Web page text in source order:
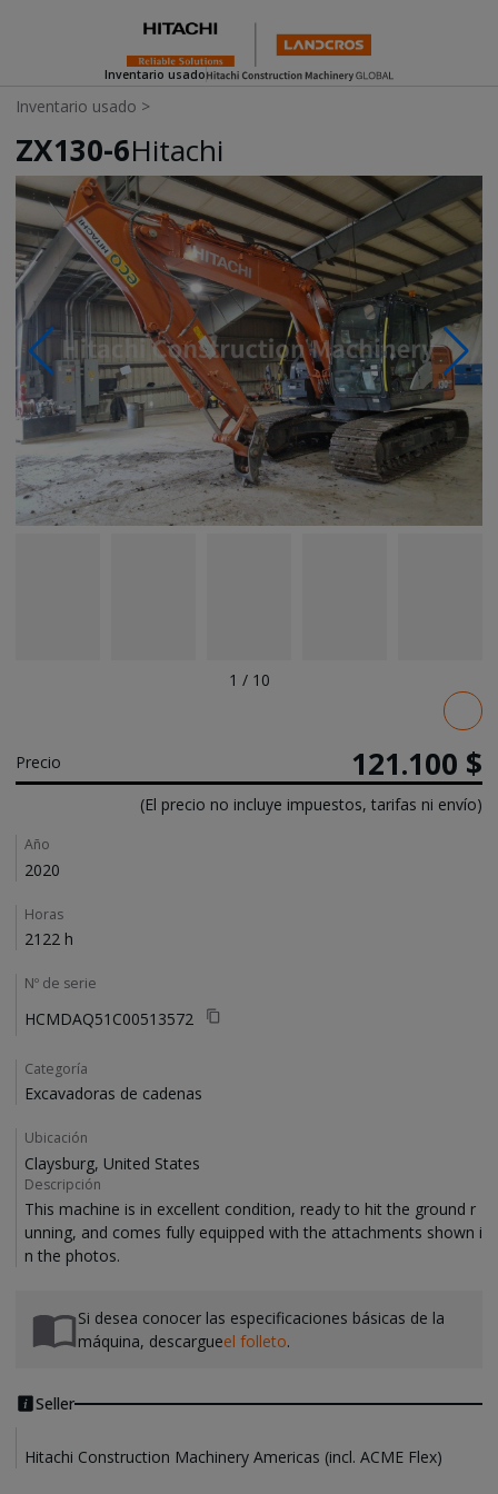
Inventario usado
Inventario usado >
ZX130-6Hitachi
Photos & Videos
1 / 10
Precio 121.100 $
(El precio no incluye impuestos, tarifas ni envío)
Details
Año
2020
Horas
2122 h
Nº de serie
HCMDAQ51C00513572
Categoría
Excavadoras de cadenas
Ubicación
Claysburg, United States
Descripción
This machine is in excellent condition, ready to hit the ground r
unning, and comes fully equipped with the attachments shown i
Si desea conocer las especificaciones básicas de la
máquina, descargueel folleto.
Seller
Hitachi Construction Machinery Americas (incl. ACME Flex)